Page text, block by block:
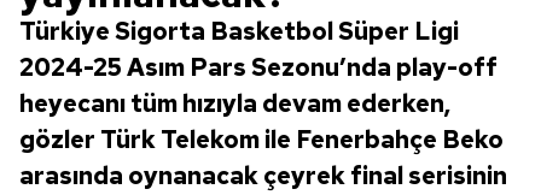
Türkiye Sigorta Basketbol Süper Ligi
2024-25 Asım Pars Sezonu’nda play-off
heyecanı tüm hızıyla devam ederken,
gözler Türk Telekom ile Fenerbahçe Beko
arasında oynanacak çeyrek final serisinin